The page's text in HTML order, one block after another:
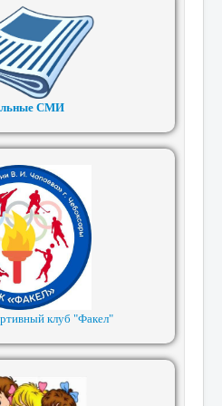
СМИ
клуб "Факел"